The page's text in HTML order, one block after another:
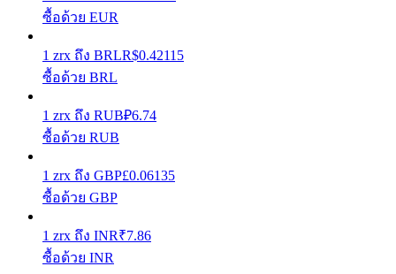
ผลตอบแทนสูงและเข้าถึงได้ทันที
ซื้อด้วย EUR
1 zrx ถึง BRLR$0.42115
ซื้อด้วย BRL
1 zrx ถึง RUB₽6.74
ซื้อด้วย RUB
1 zrx ถึง GBP£0.06135
ซื้อด้วย GBP
1 zrx ถึง INR₹7.86
ซื้อด้วย INR